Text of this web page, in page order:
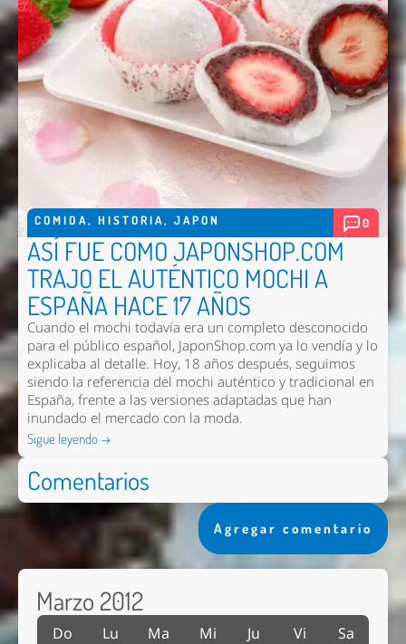
COMIDA, HISTORIA, JAPON 0
ASÍ FUE COMO JAPONSHOP.COM
TRAJO EL AUTÉNTICO MOCHI A
ESPAÑA HACE 17 AÑOS
Cuando el mochi todavía era un completo desconocido
para el público español, JaponShop.com ya lo vendía y lo
explicaba al detalle. Hoy, 18 años después, seguimos
siendo la referencia del mochi auténtico y tradicional en
España, frente a las versiones adaptadas que han
inundado el mercado con la moda.
Sigue leyendo →
Comentarios
Agregar comentario
Marzo 2012
Do Lu Ma Mi Ju Vi
Sa